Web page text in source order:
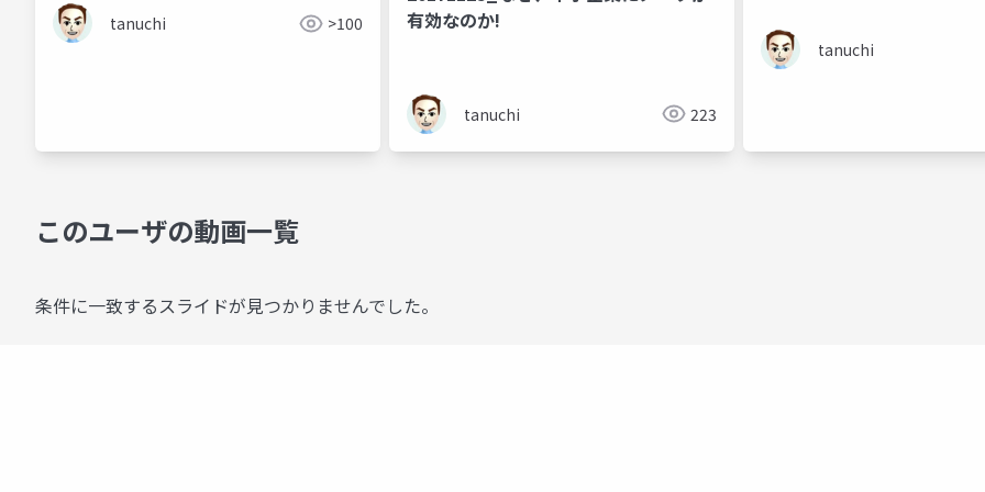
tanuchi >100
有効なのか!
tanuchi 223
tanuchi
このユーザの動画一覧
条件に一致するスライドが見つかりませんでした。